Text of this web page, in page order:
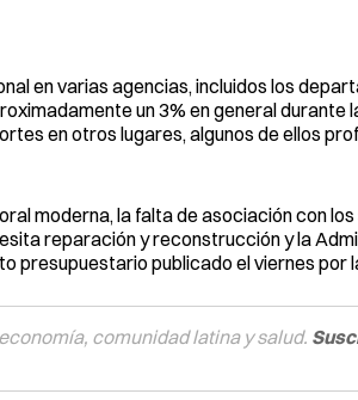
en varias agencias, incluidos los
un 3% en general durante
en otros lugares, algunos de ellos
moderna, la falta de asociación con
reparación y reconstrucción y la
presupuestario publicado el viernes por
comunidad latina y salud.